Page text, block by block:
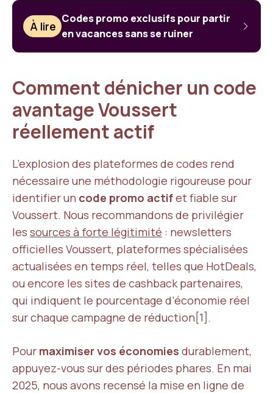
À lire
Codes promo exclusifs pour partir
en vacances sans se ruiner
Comment dénicher un code
avantage Voussert
réellement actif
L’explosion des plateformes de codes rend
nécessaire une méthodologie rigoureuse pour
identifier un code promo actifet fiable sur
Voussert. Nous recommandons de privilégier
les sources à forte légitimité : newsletters
officielles Voussert, plateformes spécialisées
actualisées en temps réel, telles que HotDeals,
ou encore les sites de cashback partenaires,
qui indiquent le pourcentage d’économie réel
sur chaque campagne de réduction[1].
Pour maximiser vos économies durablement,
appuyez-vous sur des périodes phares. En mai
2025, nous avons recensé la mise en ligne de